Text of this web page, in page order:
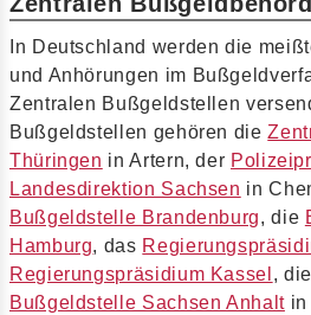
In Deutschland werden die
und Anhörungen im
Zentralen Bußgeldstellen
Bußgeldstellen gehören die
Thüringen in Artern, der
Landesdirektion Sachsen in
Bußgeldstelle Brandenburg, die
Hamburg, das
Regierungspräsidium Kassel ,
Bußgeldstelle Sachsen Anhaltin